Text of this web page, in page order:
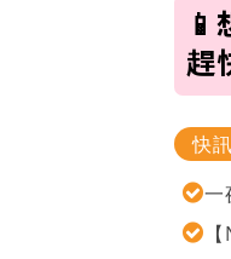
趕
快訊
一